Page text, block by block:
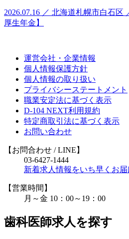
2026.07.16 ／ 北海道札幌市白石
厚生年金】
運営会社・企業情報
個人情報保護方針
個人情報の取り扱い
プライバシーステートメント
職業安定法に基づく表示
D-104 NEXT利用規約
特定商取引法に基づく表示
お問い合わせ
【お問合わせ / LINE 】
03-6427-1444
新着求人情報をいち早くお届
【営業時間】
月～金 10：00～19：00
歯科医師求人を探す